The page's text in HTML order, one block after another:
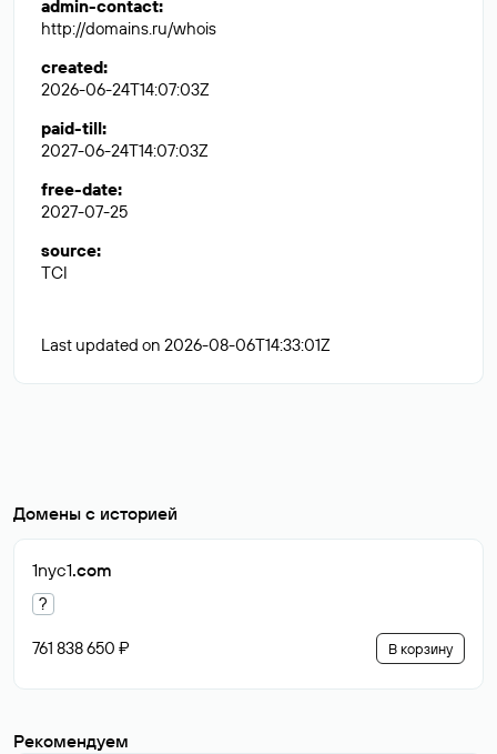
admin-contact:
http://domains.ru/whois
created:
2026-06-24T14:07:03Z
paid-till:
2027-06-24T14:07:03Z
free-date:
2027-07-25
source:
TCI
Last updated on 2026-08-06T14:33:01Z
Домены с историей
1nyc1.com
?
761 838 650 ₽ В корзину
Рекомендуем